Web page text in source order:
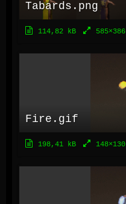
Tabards.png
114,82 kB 585×386
Fire.gif
198,41 kB 148×130